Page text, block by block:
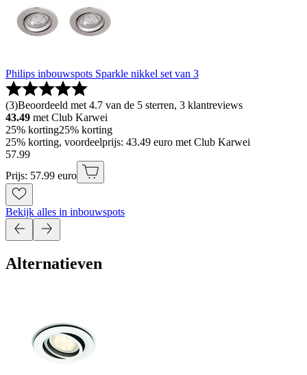
Philips inbouwspots Sparkle nikkel set van 3
(3)Beoordeeld met 4.7 van de 5 sterren, 3 klantreviews
43.49 met Club Karwei
25% korting25% korting
25% korting, voordeelprijs: 43.49 euro met Club Karwei
57.99
Prijs: 57.99 euro
Bekijk alles in inbouwspots
Alternatieven